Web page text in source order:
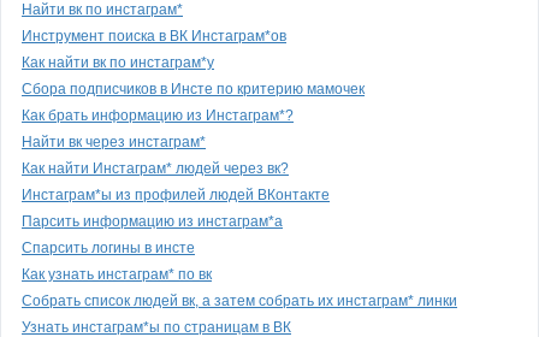
Найти вк по инстаграм*
Инструмент поиска в ВК Инстаграм*ов
Как найти вк по инстаграм*у
Сбора подписчиков в Инсте по критерию мамочек
Как брать информацию из Инстаграм*?
Найти вк через инстаграм*
Как найти Инстаграм* людей через вк?
Инстаграм*ы из профилей людей ВКонтакте
Парсить информацию из инстаграм*а
Спарсить логины в инсте
Как узнать инстаграм* по вк
Собрать список людей вк, а затем собрать их инстаграм* линки
Узнать инстаграм*ы по страницам в ВК